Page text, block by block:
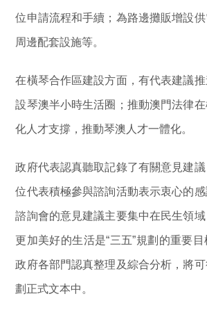
位申請流程和手續；為路邊攤販增設
周邊配套設施等。
在橫琴合作區建設方面，有代表建議
設琴澳半小時生活圈；推動澳門法律
化人才支撐，推動琴澳人才一體化。
政府代表認真聽取記錄了有關意見建
位代表積極參與諮詢活動表示衷心的
諮詢會的意見建議主要集中在民生領
更加美好的生活是“三五”規劃的重要
政府各部門認真整理及綜合分析，將
劃正式文本中。